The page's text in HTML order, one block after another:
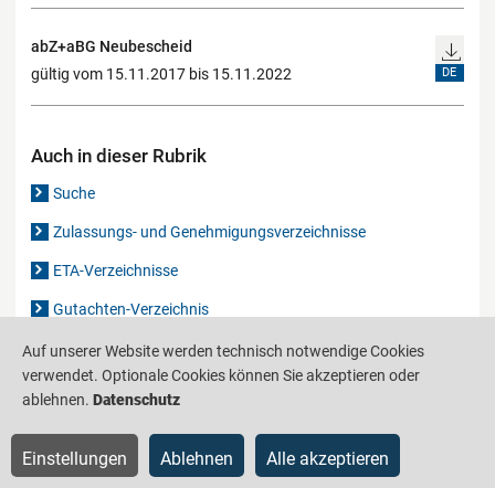
abZ+aBG Neubescheid
gültig vom 15.11.2017 bis 15.11.2022
DE
Auch in dieser Rubrik
Suche
Zulassungs- und Genehmigungsverzeichnisse
ETA-Verzeichnisse
Gutachten-Verzeichnis
Produktinformationsstelle für das Bauwesen IS-ARGEBAU
Auf unserer Website werden technisch notwendige Cookies
verwendet. Optionale Cookies können Sie akzeptieren oder
ablehnen. Datenschutz
Einstellungen Ablehnen Alle akzeptieren